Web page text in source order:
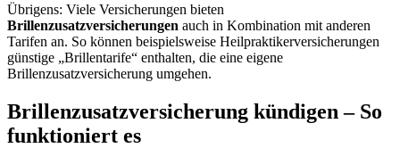
Übrigens: Viele Versicherungen bieten
Brillenzusatzversicherungen auch in Kombination mit anderen
Tarifen an. So können beispielsweise Heilpraktikerversicherungen
günstige „Brillentarife“ enthalten, die eine eigene
Brillenzusatzversicherung umgehen.
Brillenzusatzversicherung kündigen – So
funktioniert es